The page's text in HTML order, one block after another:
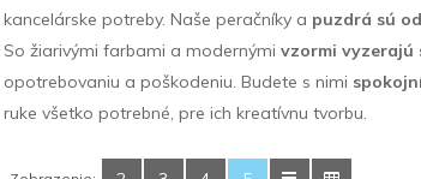
kancelárske potreby. Naše peračníky a puzdrá sú
So žiarivými farbami a modernými vzormi vyzerajú
opotrebovaniu a poškodeniu. Budete s nimi
ruke všetko potrebné, pre ich kreatívnu tvorbu.